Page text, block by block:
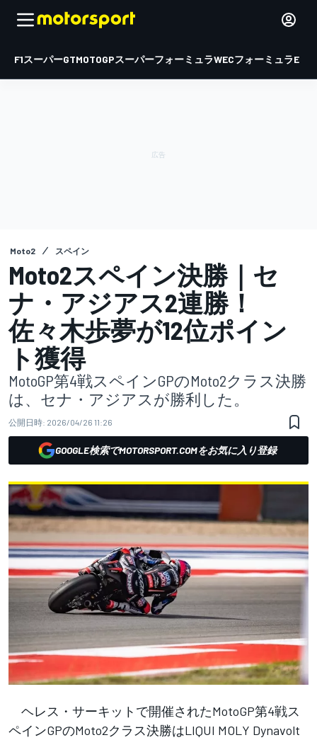
F1スーパーGTMOTOGPスーパーフォーミュラWECフォーミュラE
Moto2 スペイン
Moto2スペイン決勝｜セ
ナ・アジアス2連勝！
佐々木歩夢が12位ポイン
ト獲得
MotoGP第4戦スペインGPのMoto2クラス決勝
は、セナ・アジアスが勝利した。
公開日時: 2026/04/26 11:26
GOOGLE検索でMOTORSPORT.COMをお気に入り登録
ヘレス・サーキットで開催されたMotoGP第4戦ス
ペインGPのMoto2クラス決勝はLIQUI MOLY Dynavolt